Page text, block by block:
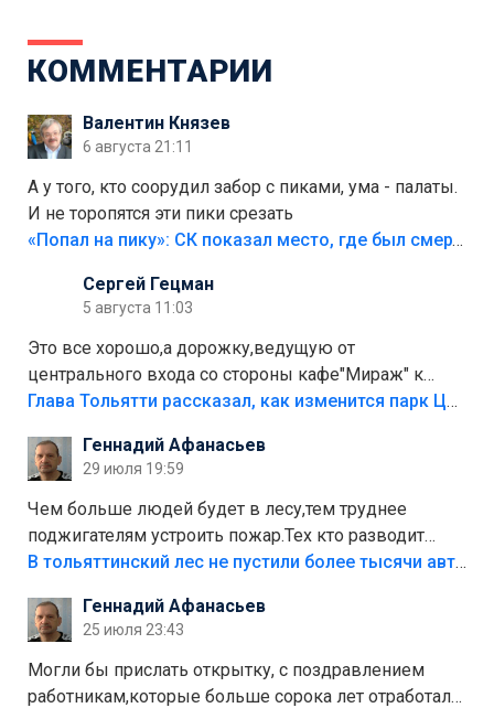
КОММЕНТАРИИ
Валентин Князев
6 августа 21:11
А у того, кто соорудил забор с пиками, ума - палаты.
И не торопятся эти пики срезать
«Попал на пику»: СК показал место, где был смертельно травмирован ребенок в Тольятти
Сергей Гецман
5 августа 11:03
Это все хорошо,а дорожку,ведущую от
центрального входа со стороны кафе"Мираж" к
аттракционам слабо доделать?А то бордюры
лежала в парке и испортилась.Да еще,видимо,часть
украли.
Глава Тольятти рассказал, как изменится парк Центрального района
Геннадий Афанасьев
29 июля 19:59
Чем больше людей будет в лесу,тем труднее
поджигателям устроить пожар.Тех кто разводит
костры,тех надо безбожно штрафовать.Камер полно
Штрафы мизерные.
В тольяттинский лес не пустили более тысячи автомобилей
Геннадий Афанасьев
25 июля 23:43
Могли бы прислать открытку, с поздравлением
работникам,которые больше сорока лет отработали